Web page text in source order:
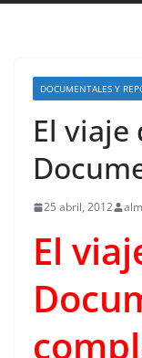
DOCUMENTALES Y
El viaje
25 abril, 2012
El